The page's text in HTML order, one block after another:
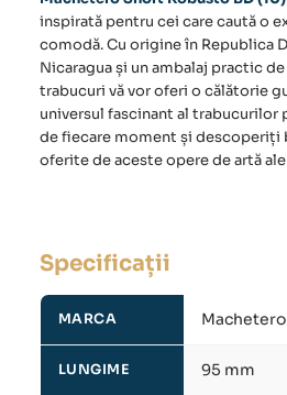
inspirată pentru cei care caută o
comodă. Cu origine în Republica
Nicaragua și un ambalaj practic
trabucuri vă vor oferi o călătorie
universul fascinant al trabucurilor
de fiecare moment și descoperiți
oferite de aceste opere de artă
Specificații
MARCA Machetero
LUNGIME 95 mm